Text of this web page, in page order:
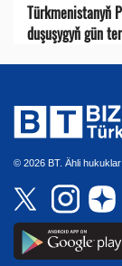
Türkmenistanyň
duşuşygyň gün
© 2026 BT. Ähli